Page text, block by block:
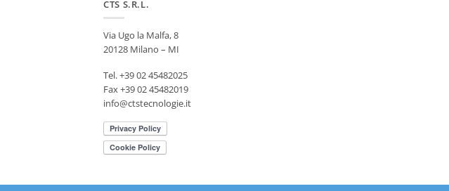
CTS S.R.L.
Via Ugo la Malfa, 8
20128 Milano – MI
Tel. +39 02 45482025
Fax +39 02 45482019
info@ctstecnologie.it